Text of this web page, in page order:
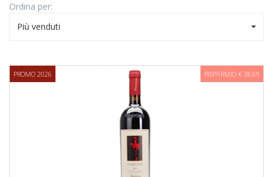
Ordina per:
Più venduti
PROMO 2026 RISPARMIO € 38,69